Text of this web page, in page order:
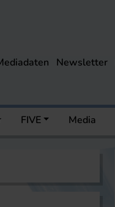
Newsletter
FIVE Media